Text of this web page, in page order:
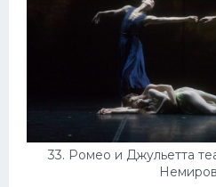
33. Ромео и Джульетта